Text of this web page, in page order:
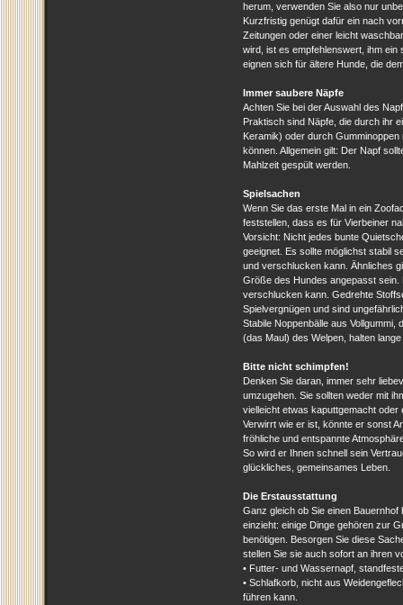
herum, verwenden Sie also nur
Kurzfristig genügt dafür ein nach
Zeitungen oder einer leicht
wird, ist es empfehlenswert, ihm ein
eignen sich für ältere Hunde, die
Immer saubere Näpfe
Achten Sie bei der Auswahl des
Praktisch sind Näpfe, die durch ihr
Keramik) oder durch
können. Allgemein gilt: Der Napf
Mahlzeit gespült werden.
Spielsachen
Wenn Sie das erste Mal in ein
feststellen, dass es für Vierbeiner
Vorsicht: Nicht jedes bunte
geeignet. Es sollte möglichst stabil
und verschlucken kann. Ähnliches
Größe des Hundes angepasst
verschlucken kann. Gedrehte
Spielvergnügen und sind
Stabile Noppenbälle aus
(das Maul) des Welpen, halten
Bitte nicht schimpfen!
Denken Sie daran, immer sehr
umzugehen. Sie sollten weder mit
vielleicht etwas kaputtgemacht oder
Verwirrt wie er ist, könnte er sonst
fröhliche und entspannte
So wird er Ihnen schnell sein
glückliches, gemeinsames Leben.
Die Erstausstattung
Ganz gleich ob Sie einen
einzieht: einige Dinge gehören zur
benötigen. Besorgen Sie diese
stellen Sie sie auch sofort an ihren
• Futter- und Wassernapf,
• Schlafkorb, nicht aus
führen kann.